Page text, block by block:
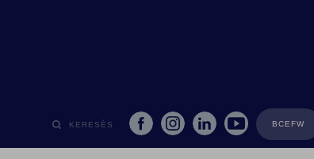
KERESÉS BCEFW